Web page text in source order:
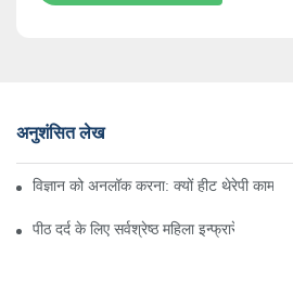
अनुशंसित लेख
विज्ञान को अनलॉक करना: क्यों हीट थेरेपी काम
पीठ दर्द के लिए सर्वश्रेष्ठ महिला इन्फ्रारेड